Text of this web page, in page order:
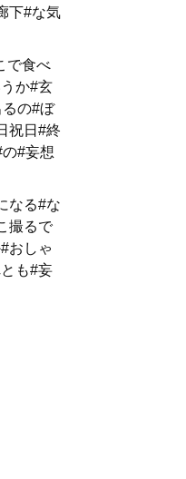
下#な気
で食べ
か#玄
の#ぼ
祝日#終
#妄想
なる#な
撮るで
おしゃ
も#妄